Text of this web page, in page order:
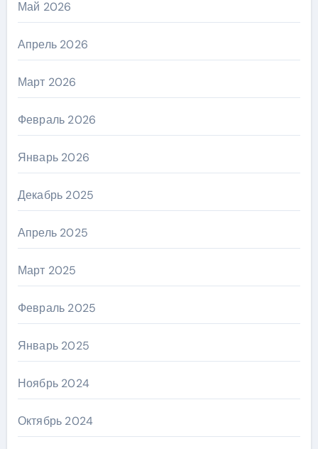
Май 2026
Апрель 2026
Март 2026
Февраль 2026
Январь 2026
Декабрь 2025
Апрель 2025
Март 2025
Февраль 2025
Январь 2025
Ноябрь 2024
Октябрь 2024